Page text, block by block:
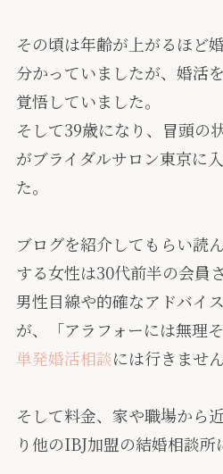
その頃は年齢が上がるほど
分かっていましたが、婚活
覚悟していました。
そして39歳になり、冒頭の
がブライダルサロン東京に
た。
ブログを紹介してもらい読
する女性は30代前半の会員
男性目線や的確なアドバイ
が、「アラフォーには無理
単発婚活相談には行きませ
そして料金、家や職場から
り他のIBJ加盟の結婚相談所